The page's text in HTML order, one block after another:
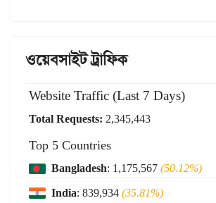
ওয়েবসাইট ট্রাফিক
Website Traffic (Last 7 Days)
Total Requests: 2,345,443
Top 5 Countries
Bangladesh: 1,175,567(50.12%)
India: 839,934(35.81%)